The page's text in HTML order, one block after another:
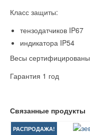
Класс защиты:
тензодатчиков IP67
индикатора IP54
Весы сертифицированы
Гарантия 1 год
Связанные продукты
РАСПРОДАЖА!